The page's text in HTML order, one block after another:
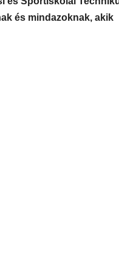
és mindazoknak, akik